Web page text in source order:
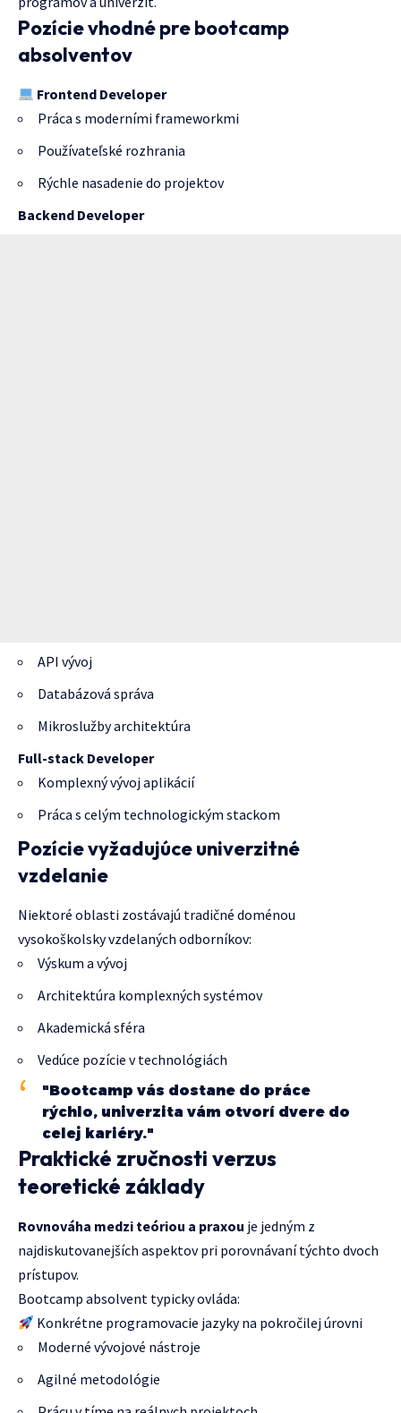
Pozície vhodné pre bootcamp
absolventov
Frontend Developer
Práca s moderními frameworkmi
Používateľské rozhrania
Rýchle nasadenie do projektov
Backend Developer
API vývoj
Databázová správa
Mikroslužby architektúra
Full-stack Developer
Komplexný vývoj aplikácií
Práca s celým technologickým stackom
Pozície vyžadujúce univerzitné
vzdelanie
Niektoré oblasti zostávajú tradičné doménou
vysokoškolsky vzdelaných odborníkov:
Výskum a vývoj
Architektúra komplexných systémov
Akademická sféra
Vedúce pozície v technológiách
"Bootcamp vás dostane do práce
rýchlo, univerzita vám otvorí dvere do
celej kariéry."
Praktické zručnosti verzus
teoretické základy
Rovnováha medzi teóriou a praxou je jedným z
najdiskutovanejších aspektov pri porovnávaní týchto dvoch
prístupov.
Bootcamp absolvent typicky ovláda:
Konkrétne programovacie jazyky na pokročilej úrovni
Moderné vývojové nástroje
Agilné metodológie